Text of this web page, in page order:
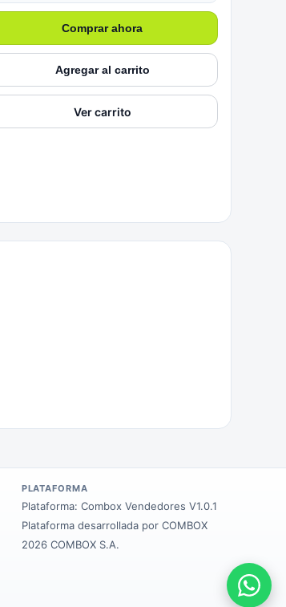
Comprar ahora
Agregar al carrito
Ver carrito
PLATAFORMA
Plataforma: Combox Vendedores V1.0.1
Plataforma desarrollada por COMBOX
2026 COMBOX S.A.